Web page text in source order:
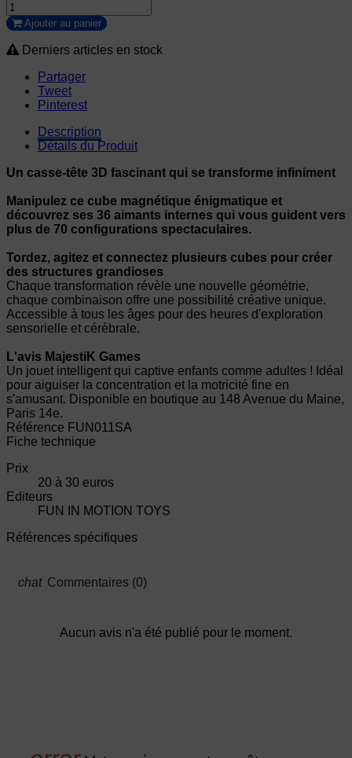
Ajouter au panier
Derniers articles en stock
Partager
Tweet
Pinterest
Description
Détails du Produit
Un casse-tête 3D fascinant qui se transforme infiniment
Manipulez ce cube magnétique énigmatique et
découvrez ses 36 aimants internes qui vous guident vers
plus de 70 configurations spectaculaires.
Tordez, agitez et connectez plusieurs cubes pour créer
des structures grandioses
Chaque transformation révèle une nouvelle géométrie,
chaque combinaison offre une possibilité créative unique.
Accessible à tous les âges pour des heures d'exploration
sensorielle et cérébrale.
L'avis MajestiK Games
Un jouet intelligent qui captive enfants comme adultes ! Idéal
pour aiguiser la concentration et la motricité fine en
s'amusant. Disponible en boutique au 148 Avenue du Maine,
Paris 14e.
Référence FUN011SA
Fiche technique
Prix
20 à 30 euros
Editeurs
FUN IN MOTION TOYS
Références spécifiques
Commentaires (0)
Aucun avis n'a été publié pour le moment.